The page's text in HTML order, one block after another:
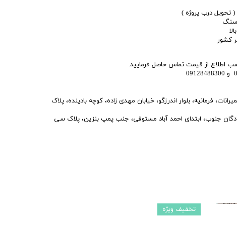
( تحویل درب پروژه )
سنگ
کشور
از قیمت تماس حاصل فرمایید.
فرمانیه، بلوار اندرزگو، خیابان مهدی زاده، کوچه بادینده، پلاک
جنوب، ابتدای احمد آباد مستوفی، جنب پمپ بنزین، پلاک سی
تخفیف ویژه